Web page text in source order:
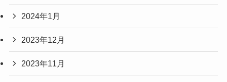
2024年1月
2023年12月
2023年11月